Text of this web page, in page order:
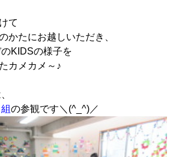
て
かたにお越しいただき、
KIDSの様子を
カメカメ～♪
の参観です＼(^_^)／